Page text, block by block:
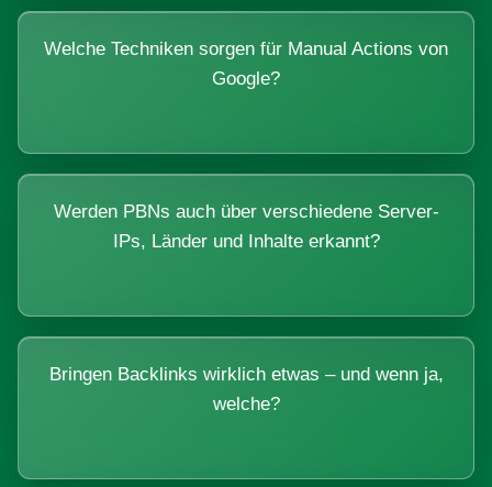
Welche Techniken sorgen für Manual Actions von
Google?
Werden PBNs auch über verschiedene Server-
IPs, Länder und Inhalte erkannt?
Bringen Backlinks wirklich etwas – und wenn ja,
welche?